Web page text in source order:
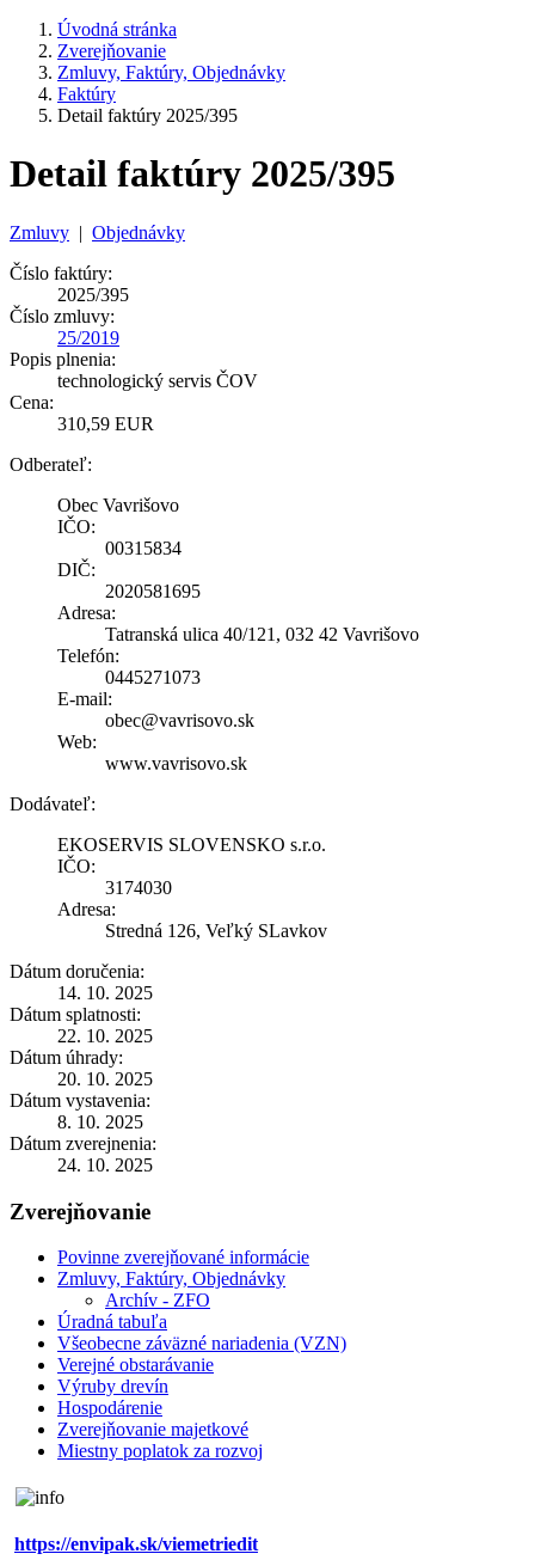
Úvodná stránka
Zverejňovanie
Zmluvy, Faktúry, Objednávky
Faktúry
Detail faktúry 2025/395
Detail faktúry 2025/395
Zmluvy | Objednávky
Číslo faktúry:
2025/395
Číslo zmluvy:
25/2019
Popis plnenia:
technologický servis ČOV
Cena:
310,59 EUR
Odberateľ:
Obec Vavrišovo
IČO:
00315834
DIČ:
2020581695
Adresa:
Tatranská ulica 40/121, 032 42 Vavrišovo
Telefón:
0445271073
E-mail:
obec@vavrisovo.sk
Web:
www.vavrisovo.sk
Dodávateľ:
EKOSERVIS SLOVENSKO s.r.o.
IČO:
3174030
Adresa:
Stredná 126, Veľký SLavkov
Dátum doručenia:
14. 10. 2025
Dátum splatnosti:
22. 10. 2025
Dátum úhrady:
20. 10. 2025
Dátum vystavenia:
8. 10. 2025
Dátum zverejnenia:
24. 10. 2025
Zverejňovanie
Povinne zverejňované informácie
Zmluvy, Faktúry, Objednávky
Archív - ZFO
Úradná tabuľa
Všeobecne záväzné nariadenia (VZN)
Verejné obstarávanie
Výruby drevín
Hospodárenie
Zverejňovanie majetkové
Miestny poplatok za rozvoj
https://envipak.sk/viemetriedit